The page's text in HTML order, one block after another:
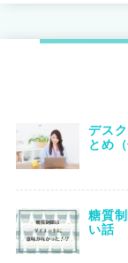
デス
とめ
糖質
い話